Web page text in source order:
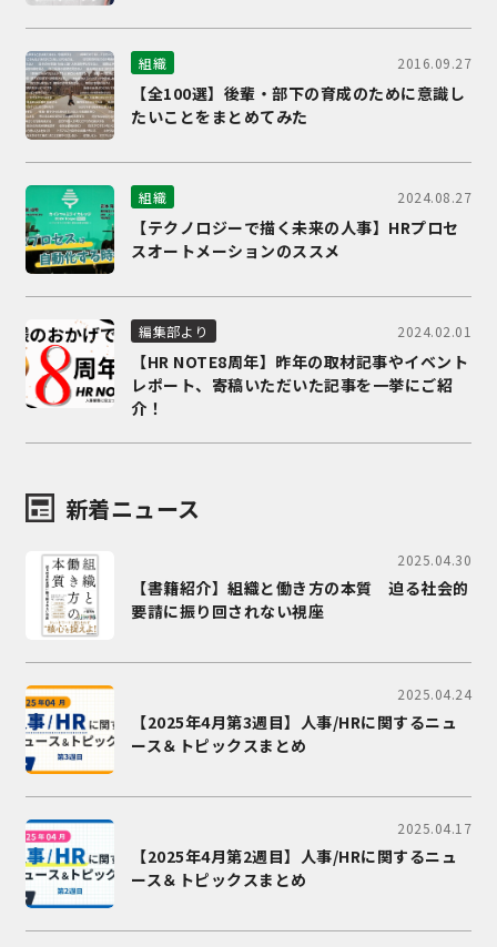
組織 2016.09.27
【全100選】後輩・部下の育成のために意識し
たいことをまとめてみた
組織 2024.08.27
【テクノロジーで描く未来の人事】HRプロセ
スオートメーションのススメ
編集部より 2024.02.01
【HR NOTE8周年】昨年の取材記事やイベント
レポート、寄稿いただいた記事を一挙にご紹
介！
新着ニュース
2025.04.30
【書籍紹介】組織と働き方の本質 迫る社会的
要請に振り回されない視座
2025.04.24
【2025年4月第3週目】人事/HRに関するニュ
ース＆トピックスまとめ
2025.04.17
【2025年4月第2週目】人事/HRに関するニュ
ース＆トピックスまとめ